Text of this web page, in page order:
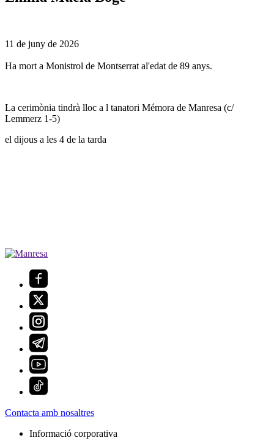
11 de juny de 2026
Ha mort a Monistrol de Montserrat al'edat de 89 anys.
La cerimònia tindrà lloc a l tanatori Mémora de Manresa (c/
Lemmerz 1-5)
el dijous a les 4 de la tarda
Contacta amb nosaltres
Informació corporativa